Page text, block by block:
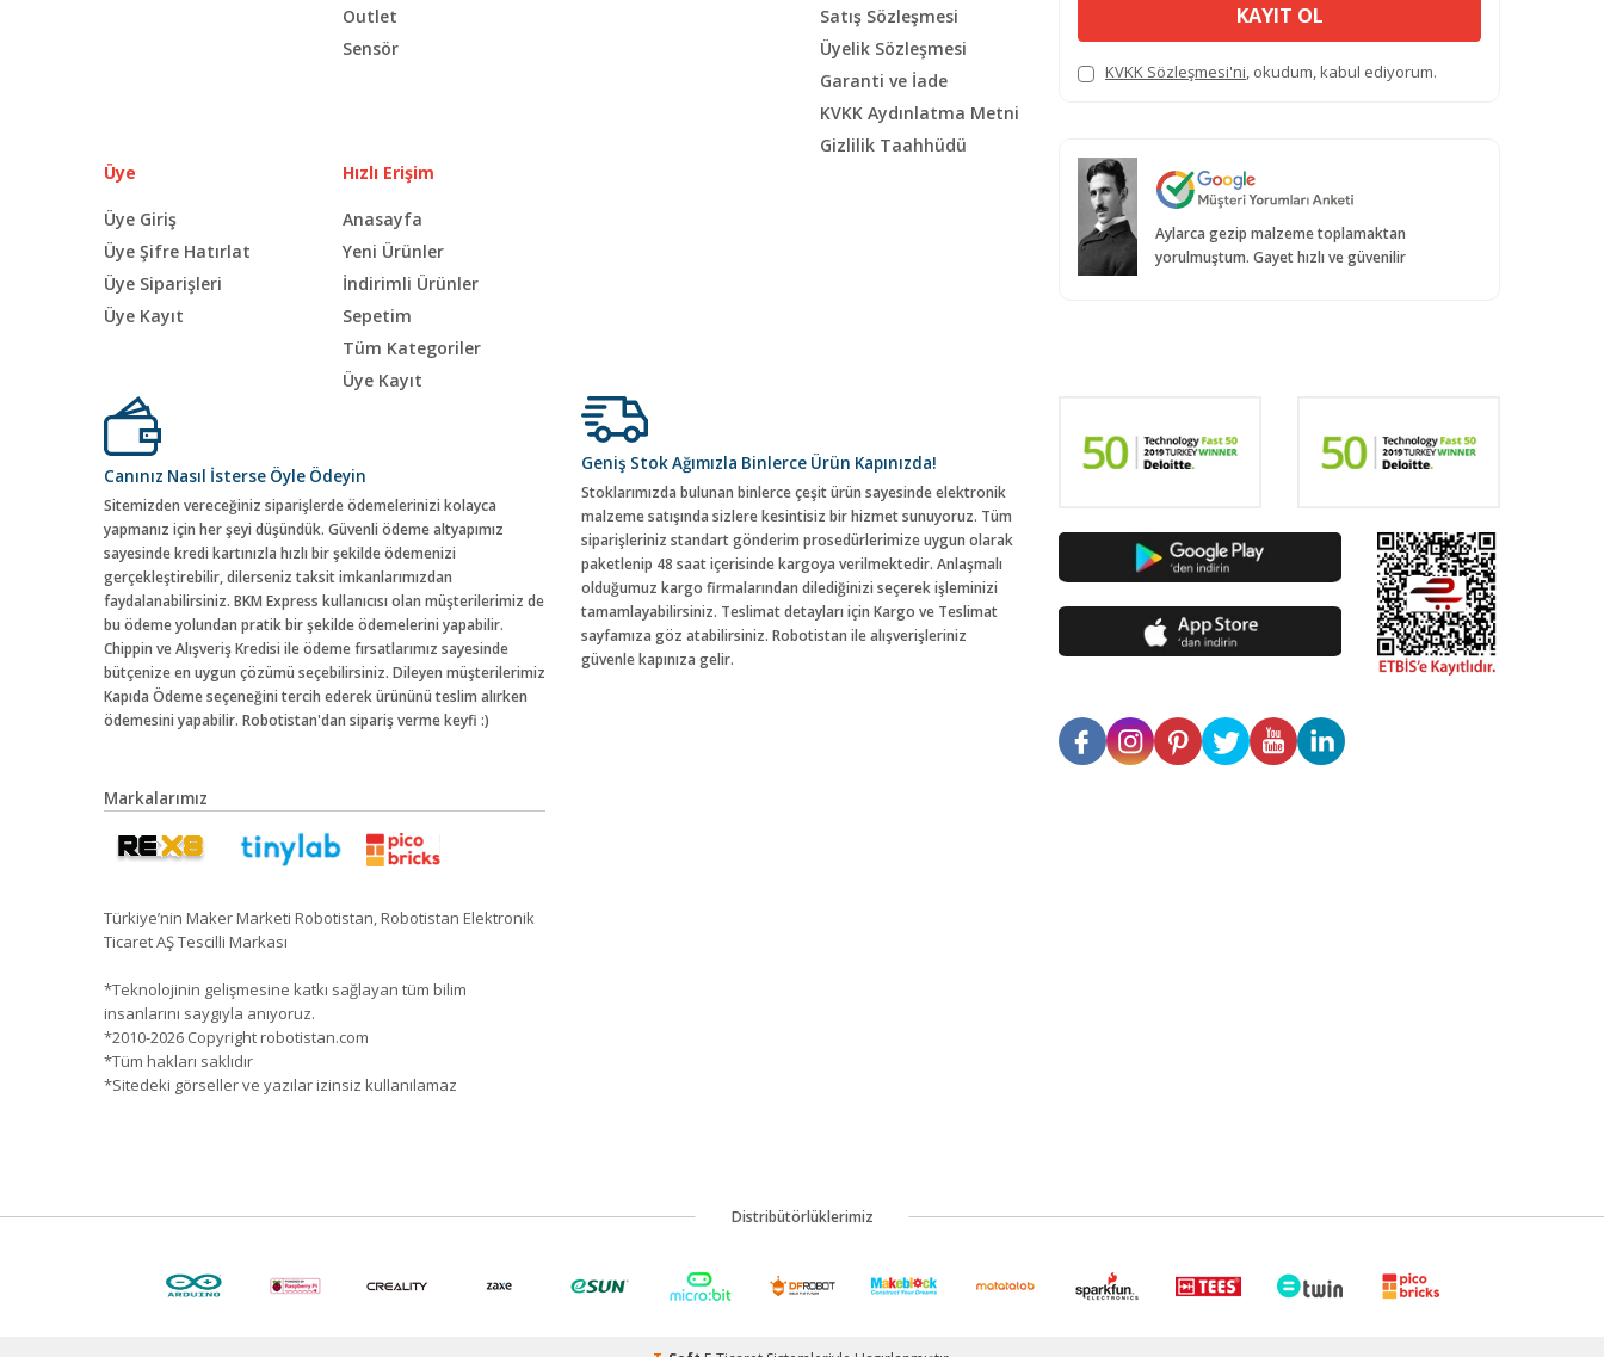
Outlet
Sensör
Satış Sözleşmesi
Üyelik Sözleşmesi
Garanti ve İade
KVKK Aydınlatma Metni
Gizlilik Taahhüdü
Üye
Üye Giriş
Üye Şifre Hatırlat
Üye Siparişleri
Üye Kayıt
Hızlı Erişim
Anasayfa
Yeni Ürünler
İndirimli Ürünler
Sepetim
Tüm Kategoriler
Üye Kayıt
KAYIT OL
KVKK Sözleşmesi'ni, okudum, kabul ediyorum.
Aylarca gezip malzeme toplamaktan
yorulmuştum. Gayet hızlı ve güvenilir
Canınız Nasıl İsterse Öyle Ödeyin
Sitemizden vereceğiniz siparişlerde ödemelerinizi kolayca
yapmanız için her şeyi düşündük. Güvenli ödeme altyapımız
sayesinde kredi kartınızla hızlı bir şekilde ödemenizi
gerçekleştirebilir, dilerseniz taksit imkanlarımızdan
faydalanabilirsiniz. BKM Express kullanıcısı olan müşterilerimiz de
bu ödeme yolundan pratik bir şekilde ödemelerini yapabilir.
Chippin ve Alışveriş Kredisi ile ödeme fırsatlarımız sayesinde
bütçenize en uygun çözümü seçebilirsiniz. Dileyen müşterilerimiz
Kapıda Ödeme seçeneğini tercih ederek ürününü teslim alırken
ödemesini yapabilir. Robotistan'dan sipariş verme keyfi :)
Geniş Stok Ağımızla Binlerce Ürün Kapınızda!
Stoklarımızda bulunan binlerce çeşit ürün sayesinde elektronik
malzeme satışında sizlere kesintisiz bir hizmet sunuyoruz. Tüm
siparişleriniz standart gönderim prosedürlerimize uygun olarak
paketlenip 48 saat içerisinde kargoya verilmektedir. Anlaşmalı
olduğumuz kargo firmalarından dilediğinizi seçerek işleminizi
tamamlayabilirsiniz. Teslimat detayları için Kargo ve Teslimat
sayfamıza göz atabilirsiniz. Robotistan ile alışverişleriniz
güvenle kapınıza gelir.
Markalarımız
Türkiye’nin Maker Marketi Robotistan, Robotistan Elektronik
Ticaret AŞ Tescilli Markası
*Teknolojinin gelişmesine katkı sağlayan tüm bilim
insanlarını saygıyla anıyoruz.
*2010-2026 Copyright robotistan.com
*Tüm hakları saklıdır
*Sitedeki görseller ve yazılar izinsiz kullanılamaz
Distribütörlüklerimiz